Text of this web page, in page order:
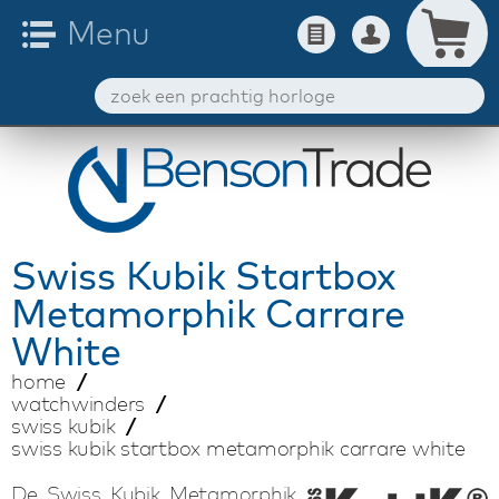
Swiss KubikStartbox
Metamorphik Carrare
White
home
watchwinders
swiss kubik
swiss kubik startbox metamorphik carrare white